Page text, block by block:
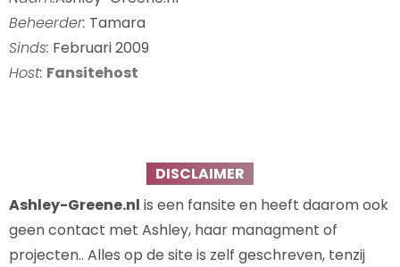
Beheerder: Tamara
Sinds: Februari 2009
Host: Fansitehost
DISCLAIMER
Ashley-Greene.nl is een fansite en heeft daarom ook
geen contact met Ashley, haar managment of
projecten.. Alles op de site is zelf geschreven, tenzij